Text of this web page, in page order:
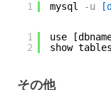
1 mysql -u
1
2
use
show
その他